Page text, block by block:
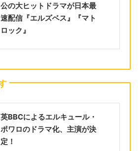
公の大ヒットドラマが日本最
速配信『エルズベス』『マト
ロック』
英BBCによるエルキュール・
ポワロのドラマ化、主演が決
定！